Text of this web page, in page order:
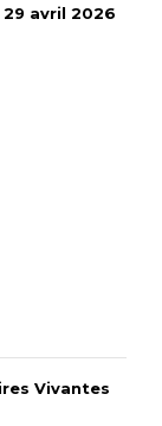
29 avril 2026
Vivantes